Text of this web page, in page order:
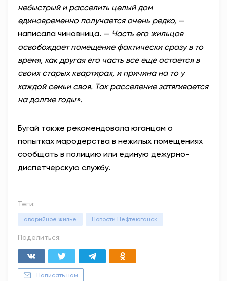
небыстрый и расселить целый дом
единовременно получается очень редко, —
написала чиновница. — Часть его жильцов
освобождает помещение фактически сразу в то
время, как другая его часть все еще остается в
своих старых квартирах, и причина на то у
каждой семьи своя. Так расселение затягивается
на долгие годы».
Бугай также рекомендовала юганцам о
попытках мародерства в нежилых помещениях
сообщать в полицию или единую дежурно-
диспетчерскую службу.
Теги:
аварийное жилье Новости Нефтеюганск
Поделиться:
Написать нам